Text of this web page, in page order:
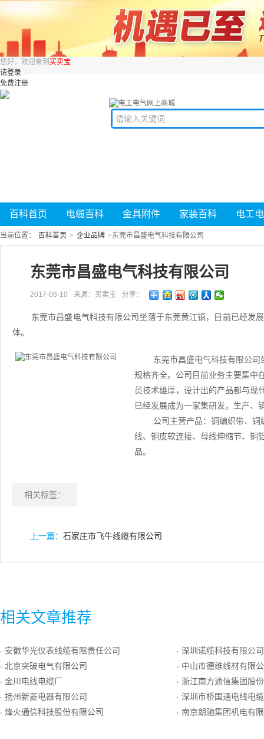
您好，欢迎来到 买卖宝
请登录
免费注册
百科首页 电缆百科 金具附件 家装百科 电工
当前位置： 百科首页 > 企业品牌 >东莞市昌盛电气科技有限公司
东莞市昌盛电气科技有限公司
2017-06-10 来源：买卖宝 分享：
东莞市昌盛电气科技有限公司坐落于东莞黄江镇，目前已经发
体。
东莞市昌盛电气科技有限公
规格齐全。公司目前业务主要集中
员技术雄厚，设计出的产品都与现
已经发展成为一家集研发，生产、
公司主营产品：铜编织带、
线、铜皮软连接、母线伸缩节、铜
品。
相关标签：
上一篇： 石家庄市飞牛线缆有限公司
相关文章推荐
· 安徽华光仪表线缆有限责任公司
· 北京突破电气有限公司
· 金川电线电缆厂
· 扬州新菱电器有限公司
· 烽火通信科技股份有限公司
· 深圳诺缆科技有限公司
· 中山市德维线材有限
· 浙江南方通信集团股
· 深圳市桥国通电线电
· 南京朗驰集团机电有